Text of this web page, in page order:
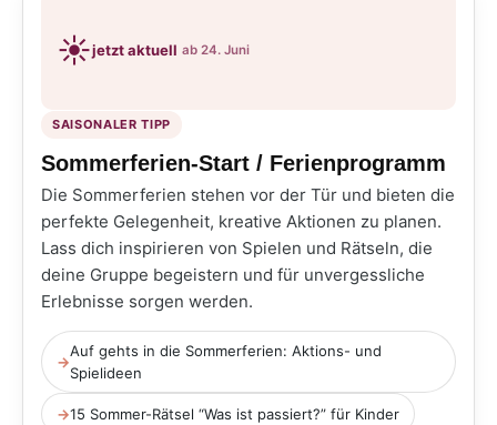
☀️jetzt aktuell ab 24. Juni
SAISONALER TIPP
Sommerferien-Start / Ferienprogramm
Die Sommerferien stehen vor der Tür und bieten die
perfekte Gelegenheit, kreative Aktionen zu planen.
Lass dich inspirieren von Spielen und Rätseln, die
deine Gruppe begeistern und für unvergessliche
Erlebnisse sorgen werden.
→
Auf gehts in die Sommerferien: Aktions- und
Spielideen
→15 Sommer-Rätsel “Was ist passiert?” für Kinder